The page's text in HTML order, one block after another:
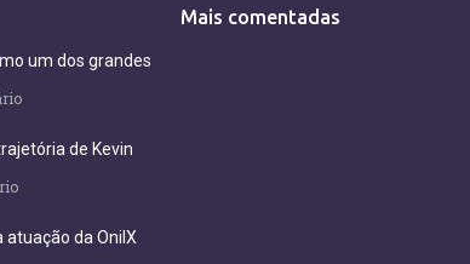
um dos grandes
de Kevin
atuação da OnilX
Mais comentadas